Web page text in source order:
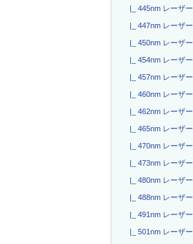
|_ 445nm レーザー
|_ 447nm レーザー
|_ 450nm レーザー
|_ 454nm レーザー
|_ 457nm レーザー
|_ 460nm レーザー
|_ 462nm レーザー
|_ 465nm レーザー
|_ 470nm レーザー
|_ 473nm レーザー
|_ 480nm レーザー
|_ 488nm レーザー
|_ 491nm レーザー
|_ 501nm レーザー